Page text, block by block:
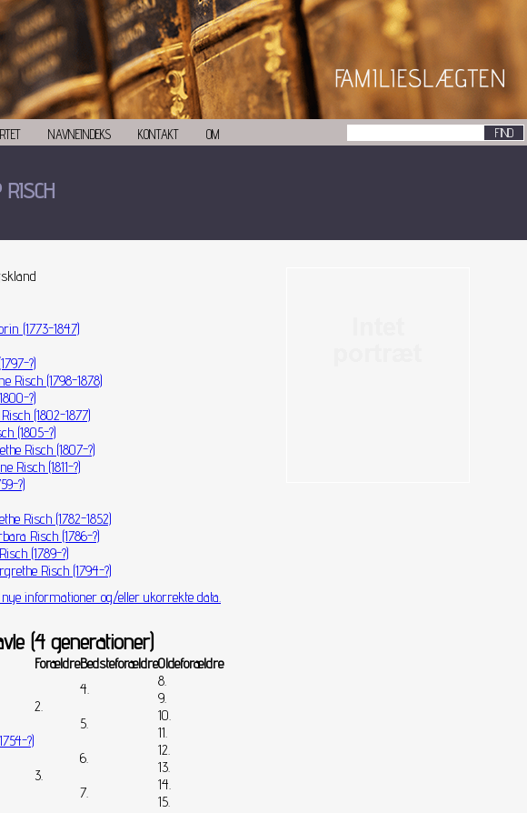
NAVNEINDEKS KONTAKT OM
RISCH
(1773-1847)
?)
Risch (1798-1878)
?)
(1802-1877)
(1805-?)
Risch (1807-?)
Risch (1811-?)
?)
Risch (1782-1852)
Risch (1786-?)
(1789-?)
Risch (1794-?)
informationer og/eller ukorrekte data.
(4 generationer)
ForældreBedsteforældreOldeforældre
?)
2.
4.
8.
9.
5.
10.
11.
3.
6.
12.
13.
7.
14.
15.